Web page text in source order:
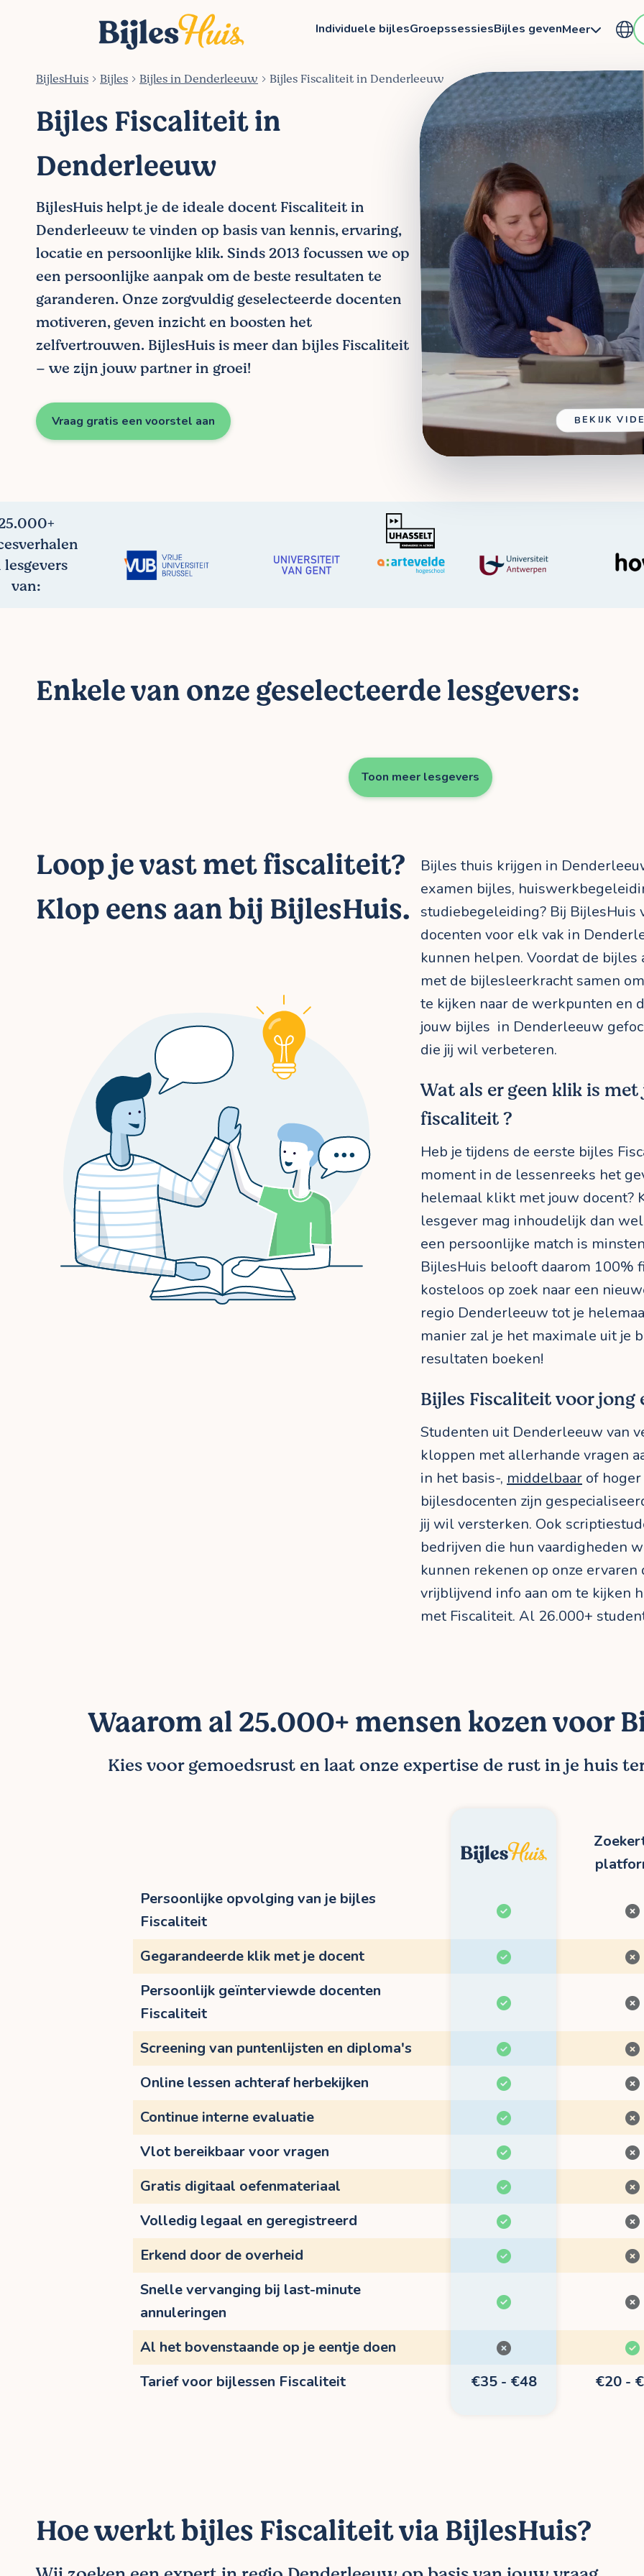
Individuele bijlesGroepssessiesBijles gevenMeer
BijlesHuis Bijles Bijles in Denderleeuw Bijles Fiscaliteit in Denderleeuw
Bijles Fiscaliteit in
Denderleeuw
BijlesHuis helpt je de ideale docent Fiscaliteit in
Denderleeuw te vinden op basis van kennis, ervaring,
locatie en persoonlijke klik. Sinds 2013 focussen we op
een persoonlijke aanpak om de beste resultaten te
garanderen. Onze zorgvuldig geselecteerde docenten
motiveren, geven inzicht en boosten het
zelfvertrouwen. BijlesHuis is meer dan bijles Fiscaliteit
– we zijn jouw partner in groei!
Vraag gratis een voorstel aan BEKIJK
lesgevers
van:
Enkele van onze geselecteerde lesgevers:
Toon meer lesgevers
Loop je vast met fiscaliteit?
Klop eens aan bij BijlesHuis.
Bijles thuis krijgen in
examen bijles,
studiebegeleiding? Bij BijlesHuis
docenten voor elk vak in
kunnen helpen. Voordat de bijles
met de bijlesleerkracht samen
te kijken naar de werkpunten en
jouw bijles in Denderleeuw
die jij wil verbeteren.
Wat als er geen klik is
fiscaliteit ?
Heb je tijdens de eerste bijles
moment in de lessenreeks het
helemaal klikt met jouw docent?
lesgever mag inhoudelijk dan
een persoonlijke match is
BijlesHuis belooft daarom 100%
kosteloos op zoek naar een
regio Denderleeuw tot je
manier zal je het maximale uit je
resultaten boeken!
Bijles Fiscaliteit voor jong
Studenten uit Denderleeuw van
kloppen met allerhande vragen
in het basis-, middelbaar of
bijlesdocenten zijn
jij wil versterken. Ook
bedrijven die hun vaardigheden
kunnen rekenen op onze ervaren
vrijblijvend info aan om te kijken
met Fiscaliteit. Al 26.000+
Waarom al 25.000+ mensen kozen voor
Kies voor gemoedsrust en laat onze expertise de rust in je huis
Persoonlijke opvolging van je bijles
Fiscaliteit
Gegarandeerde klik met je docent
Persoonlijk geïnterviewde docenten
Fiscaliteit
Screening van puntenlijsten en diploma's
Online lessen achteraf herbekijken
Continue interne evaluatie
Vlot bereikbaar voor vragen
Gratis digitaal oefenmateriaal
Volledig legaal en geregistreerd
Erkend door de overheid
Snelle vervanging bij last-minute
annuleringen
Al het bovenstaande op je eentje doen
Tarief voor bijlessen Fiscaliteit
€35 - €48 €20 -
Hoe werkt bijles Fiscaliteit via BijlesHuis?